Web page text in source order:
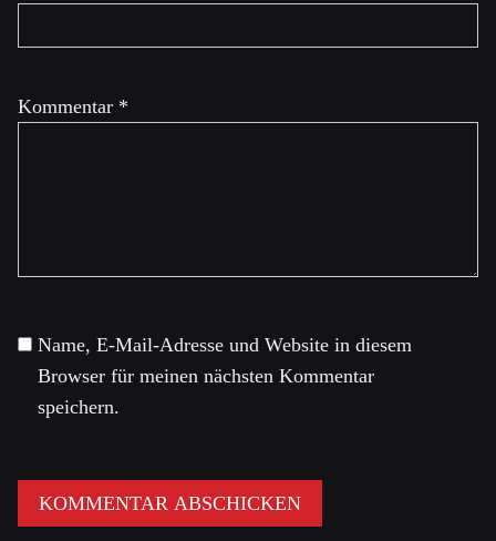
Kommentar *
Name, E-Mail-Adresse und Website in diesem
Browser für meinen nächsten Kommentar
speichern.